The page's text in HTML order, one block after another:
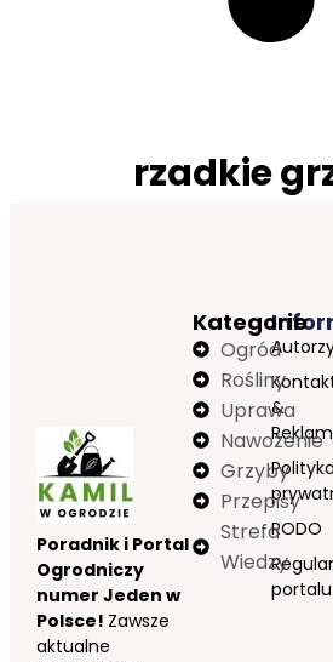
rzadkie
Poradnik i Portal
Ogrodniczy
numer Jeden w
Polsce! Zawsze
aktualne
&
Polityka
RODO
portalu
Kategorie
Ogród
Rośliny
Uprawa
Nawożenie
Grzyby
Przepisy
Strefa
Wiedzy